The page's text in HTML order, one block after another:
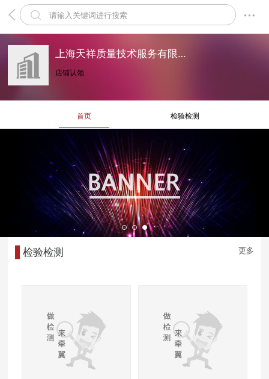
上海天祥质量技术服务有限公司宁波分公司
店铺认领
首页 检验检测
检验检测 更多